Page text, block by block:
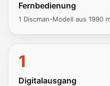
Fernbedienung
1 Discman-Modell aus 1990
1
Digitalausgang